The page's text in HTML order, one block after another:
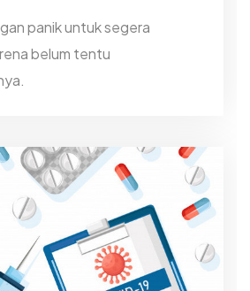
panik untuk segera
belum tentu